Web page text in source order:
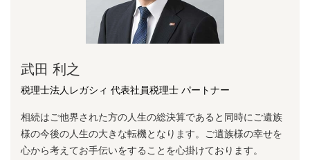
武田 利之
税理士法人レガシィ 代表社員税理士 パートナー
相続はご他界された方の人生の総決算であると同時にご遺族
様の今後の人生の大きな転機となります。ご遺族様の幸せを
心から考えてお手伝いをすることを心掛けております。